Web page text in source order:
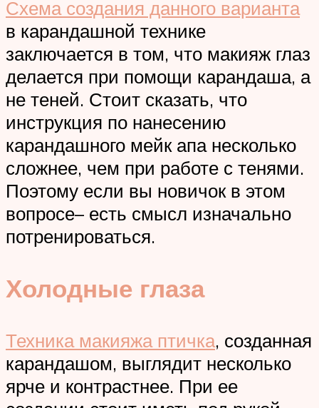
Схема создания данного варианта
в карандашной технике
заключается в том, что макияж глаз
делается при помощи карандаша, а
не теней. Стоит сказать, что
инструкция по нанесению
карандашного мейк апа несколько
сложнее, чем при работе с тенями.
Поэтому если вы новичок в этом
вопросе– есть смысл изначально
потренироваться.
Холодные глаза
Техника макияжа птичка, созданная
карандашом, выглядит несколько
ярче и контрастнее. При ее